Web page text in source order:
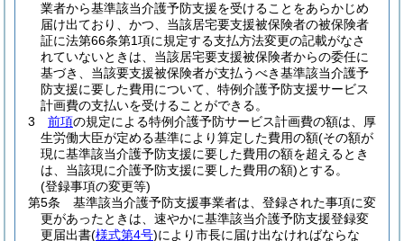
業者から基準該当介護予防支援を受けることをあらかじめ
届け出ており、かつ、当該居宅要支援被保険者の被保険者
証に法第66条第1項に規定する支払方法変更の記載がなさ
れていないときは、当該居宅要支援被保険者からの委任に
基づき、当該要支援被保険者が支払うべき基準該当介護予
防支援に要した費用について、特例介護予防支援サービス
計画費の支払いを受けることができる。
3
前項の規定による特例介護予防サービス計画費の額は、厚
生労働大臣が定める基準により算定した費用の額(その額が
現に基準該当介護予防支援に要した費用の額を超えるとき
は、当該現に介護予防支援に要した費用の額)とする。
(登録事項の変更等)
第5条
基準該当介護予防支援事業者は、登録された事項に変
更があったときは、速やかに基準該当介護予防支援登録変
更届出書(様式第4号)により市長に届け出なければならな